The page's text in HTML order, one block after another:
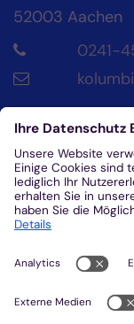
52003 Aachen
0241-
Kontakt
Diözesanrat
Aachen
Klosterplatz 4